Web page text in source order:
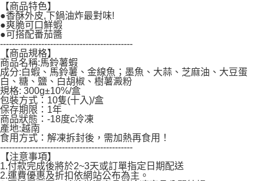
【商品特色】
●香酥外皮,下鍋油炸最對味!
●爽脆可口鮮蝦
●可搭配番茄醬
---------------------------------------------
【商品規格】
商品名稱:馬鈴薯蝦
成分:白蝦、馬鈴薯、金線魚；墨魚、大蒜、芝麻油、大豆蛋
白、糖、鹽、白胡椒、樹薯澱粉
規格: 300g±10%/盒
包裝方式：10隻(十入)/盒
保存期限：1年
商品狀態：-18度c冷凍
產地:越南
食用方式：解凍拆封後，需加熱再食用！
---------------------------------------------
【注意事項】
1.付款完成後將於2~3天或訂單指定日期配送
2.運費優惠及折扣依網站公布為主。